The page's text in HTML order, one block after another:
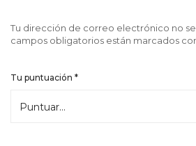
Tu dirección de correo electrónico no
campos obligatorios están marcados
Tu puntuación *